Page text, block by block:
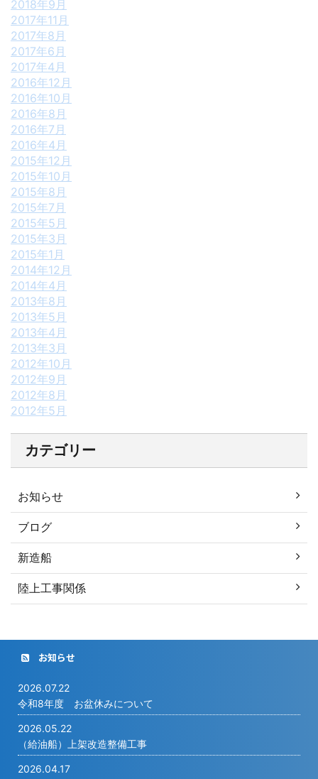
2018年9月
2017年11月
2017年8月
2017年6月
2017年4月
2016年12月
2016年10月
2016年8月
2016年7月
2016年4月
2015年12月
2015年10月
2015年8月
2015年7月
2015年5月
2015年3月
2015年1月
2014年12月
2014年4月
2013年8月
2013年5月
2013年4月
2013年3月
2012年10月
2012年9月
2012年8月
2012年5月
カテゴリー
お知らせ
ブログ
新造船
陸上工事関係
お知らせ
2026.07.22
令和8年度 お盆休みについて
2026.05.22
（給油船）上架改造整備工事
2026.04.17